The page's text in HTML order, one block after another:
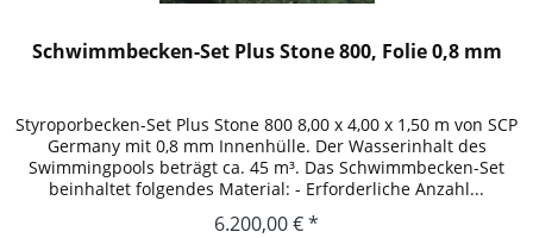
Schwimmbecken-Set Plus Stone 800, Folie 0,8 mm
Styroporbecken-Set Plus Stone 800 8,00 x 4,00 x 1,50 m von SCP
Germany mit 0,8 mm Innenhülle. Der Wasserinhalt des
Swimmingpools beträgt ca. 45 m³. Das Schwimmbecken-Set
beinhaltet folgendes Material: - Erforderliche Anzahl...
6.200,00 € *